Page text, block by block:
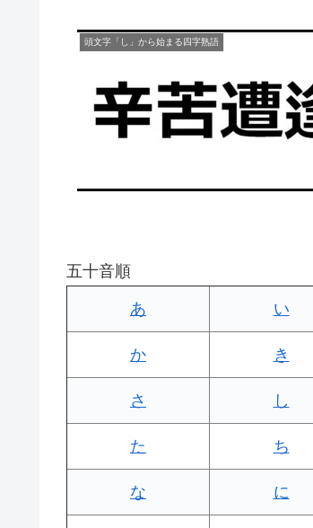
頭文字「し」から始まる四字熟語
五十音順
あ い
か き
さ し
た ち
な に